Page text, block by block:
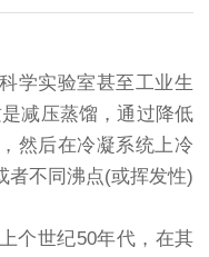
学实验室甚至工业生
减压蒸馏，通过降低
然后在冷凝系统上冷
者不同沸点(或挥发性)
个世纪50年代，在其